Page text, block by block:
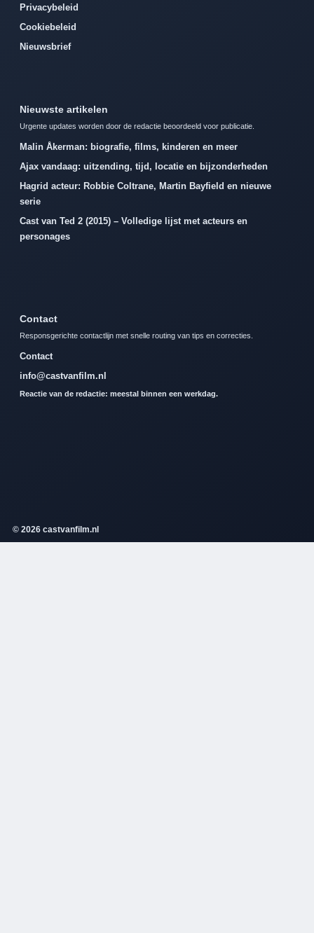
Privacybeleid
Cookiebeleid
Nieuwsbrief
Nieuwste artikelen
Urgente updates worden door de redactie beoordeeld voor publicatie.
Malin Åkerman: biografie, films, kinderen en meer
Ajax vandaag: uitzending, tijd, locatie en bijzonderheden
Hagrid acteur: Robbie Coltrane, Martin Bayfield en nieuwe
serie
Cast van Ted 2 (2015) – Volledige lijst met acteurs en
personages
Contact
Responsgerichte contactlijn met snelle routing van tips en correcties.
Contact
info@castvanfilm.nl
Reactie van de redactie: meestal binnen een werkdag.
© 2026 castvanfilm.nl